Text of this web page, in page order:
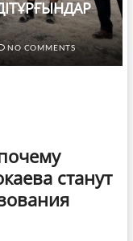
NO COMMENTS
станут